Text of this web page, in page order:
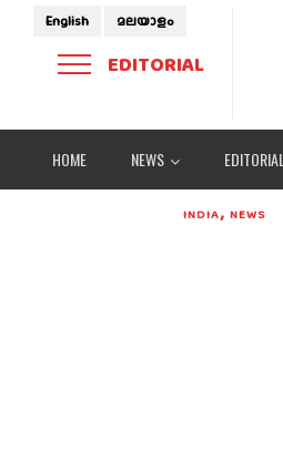
English മലയാളം
EDITORIAL
HOME NEWS EDITORIAL
INDIA, NEWS